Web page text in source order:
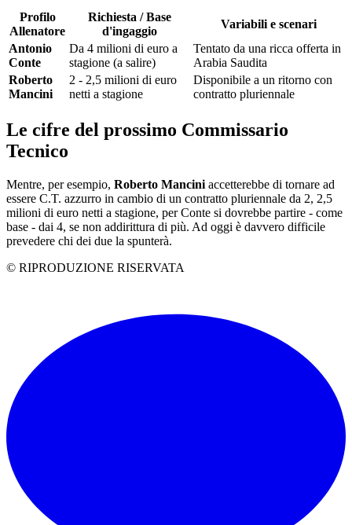
Profilo
Allenatore
Richiesta / Base
d'ingaggio
Variabili e scenari
Antonio
Conte
Da 4 milioni di euro a
stagione (a salire)
Tentato da una ricca offerta in
Arabia Saudita
Roberto
Mancini
2 - 2,5 milioni di euro
netti a stagione
Disponibile a un ritorno con
contratto pluriennale
Le cifre del prossimo Commissario
Tecnico
Mentre, per esempio, Roberto Mancini accetterebbe di tornare ad
essere C.T. azzurro in cambio di un contratto pluriennale da 2, 2,5
milioni di euro netti a stagione, per Conte si dovrebbe partire - come
base - dai 4, se non addirittura di più. Ad oggi è davvero difficile
prevedere chi dei due la spunterà.
© RIPRODUZIONE RISERVATA